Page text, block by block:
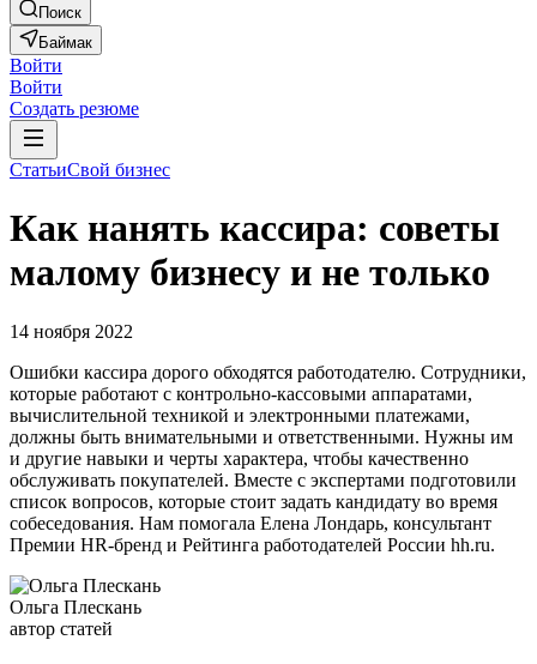
Поиск
Баймак
Войти
Войти
Создать резюме
СтатьиСвой бизнес
Как нанять кассира: советы
малому бизнесу и не только
14 ноября 2022
Ошибки кассира дорого обходятся работодателю. Сотрудники,
которые работают с контрольно-кассовыми аппаратами,
вычислительной техникой и электронными платежами,
должны быть внимательными и ответственными. Нужны им
и другие навыки и черты характера, чтобы качественно
обслуживать покупателей. Вместе с экспертами подготовили
список вопросов, которые стоит задать кандидату во время
собеседования. Нам помогала Елена Лондарь, консультант
Премии HR-бренд и Рейтинга работодателей России hh.ru.
Ольга Плескань
автор статей